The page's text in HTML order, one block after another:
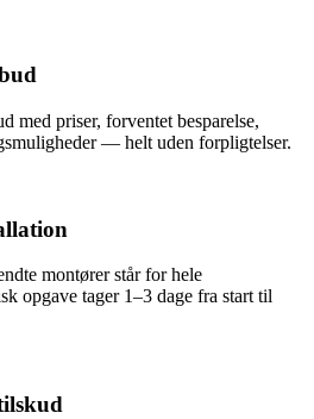
med priser, forventet besparelse,
— helt uden forpligtelser.
montører står for hele
opgave tager 1–3 dage fra start til